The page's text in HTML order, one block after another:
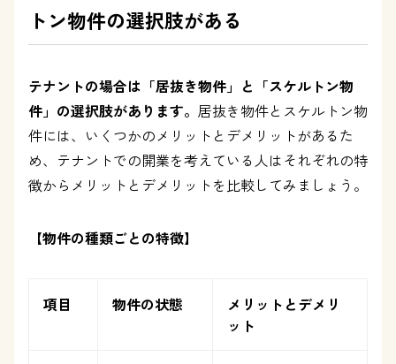
トン物件の選択肢がある
テナントの場合は「居抜き物件」と「スケルトン物
件」の選択肢があります。 居抜き物件とスケルトン物
件には、いくつかのメリットとデメリットがあるた
め、テナントでの開業を考えている人はそれぞれの特
徴からメリットとデメリットを比較してみましょう。
【物件の種類ごとの特徴】
項目 物件の状態
メリットとデメリ
ット